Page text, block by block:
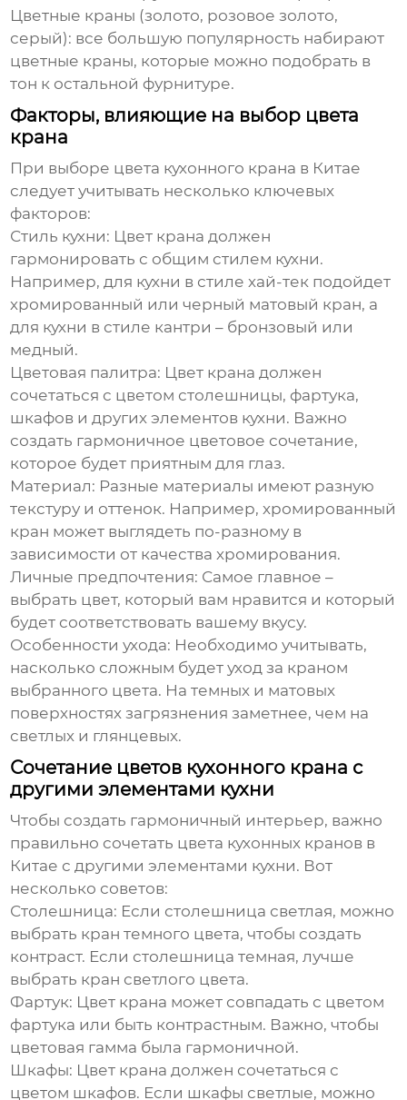
Цветные краны (золото, розовое золото,
серый): все большую популярность набирают
цветные краны, которые можно подобрать в
тон к остальной фурнитуре.
Факторы, влияющие на выбор цвета
крана
При выборе цвета кухонного крана в Китае
следует учитывать несколько ключевых
факторов:
Стиль кухни: Цвет крана должен
гармонировать с общим стилем кухни.
Например, для кухни в стиле хай-тек подойдет
хромированный или черный матовый кран, а
для кухни в стиле кантри – бронзовый или
медный.
Цветовая палитра: Цвет крана должен
сочетаться с цветом столешницы, фартука,
шкафов и других элементов кухни. Важно
создать гармоничное цветовое сочетание,
которое будет приятным для глаз.
Материал: Разные материалы имеют разную
текстуру и оттенок. Например, хромированный
кран может выглядеть по-разному в
зависимости от качества хромирования.
Личные предпочтения: Самое главное –
выбрать цвет, который вам нравится и который
будет соответствовать вашему вкусу.
Особенности ухода: Необходимо учитывать,
насколько сложным будет уход за краном
выбранного цвета. На темных и матовых
поверхностях загрязнения заметнее, чем на
светлых и глянцевых.
Сочетание цветов кухонного крана с
другими элементами кухни
Чтобы создать гармоничный интерьер, важно
правильно сочетать цвета кухонных кранов в
Китае с другими элементами кухни. Вот
несколько советов:
Столешница: Если столешница светлая, можно
выбрать кран темного цвета, чтобы создать
контраст. Если столешница темная, лучше
выбрать кран светлого цвета.
Фартук: Цвет крана может совпадать с цветом
фартука или быть контрастным. Важно, чтобы
цветовая гамма была гармоничной.
Шкафы: Цвет крана должен сочетаться с
цветом шкафов. Если шкафы светлые, можно